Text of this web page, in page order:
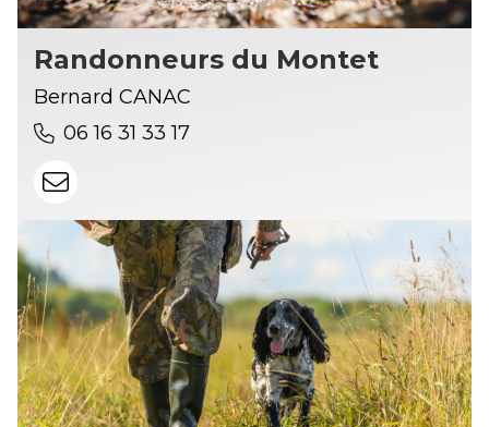
Randonneurs du Montet
Bernard CANAC
06 16 31 33 17